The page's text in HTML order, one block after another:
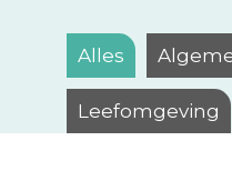
Alles
Leefomgeving